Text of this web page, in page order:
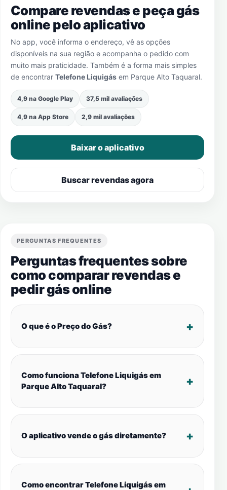
Compare revendas e peça gás
online pelo aplicativo
No app, você informa o endereço, vê as opções
disponíveis na sua região e acompanha o pedido com
muito mais praticidade. Também é a forma mais simples
de encontrar Telefone Liquigás em Parque Alto Taquaral.
4,9 na Google Play 37,5 mil avaliações
4,9 na App Store 2,9 mil avaliações
Baixar o aplicativo
Buscar revendas agora
PERGUNTAS FREQUENTES
Perguntas frequentes sobre
como comparar revendas e
pedir gás online
O que é o Preço do Gás?
Como funciona Telefone Liquigás em
Parque Alto Taquaral?
O aplicativo vende o gás diretamente?
Como encontrar Telefone Liquigás em